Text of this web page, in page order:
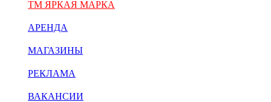
ТМ ЯРКАЯ МАРКА
АРЕНДА
МАГАЗИНЫ
РЕКЛАМА
ВАКАНСИИ